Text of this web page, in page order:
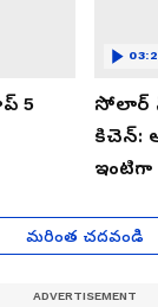
5
సోలార్
కిచెన్:
మీరూ
మరింత చదవండి